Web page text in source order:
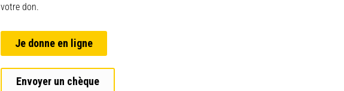
votre don.
Je donne en ligne
Envoyer un chèque